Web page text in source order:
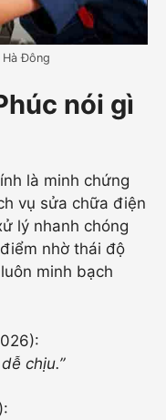
Đông
nói gì
là minh chứng
vụ sửa chữa điện
lý nhanh chóng
nhờ thái độ
minh bạch
chịu.”